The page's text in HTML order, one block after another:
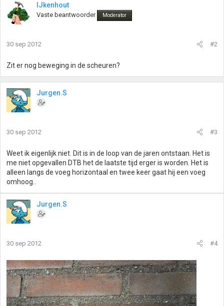
IJkenhout
Vaste beantwoorder Moderator
30 sep 2012 #2
Zit er nog beweging in de scheuren?
Jurgen.S
30 sep 2012 #3
Weet ik eigenlijk niet. Dit is in de loop van de jaren ontstaan. Het is
me niet opgevallen DTB het de laatste tijd erger is worden. Het is
alleen langs de voeg horizontaal en twee keer gaat hij een voeg
omhoog..
Jurgen.S
30 sep 2012 #4